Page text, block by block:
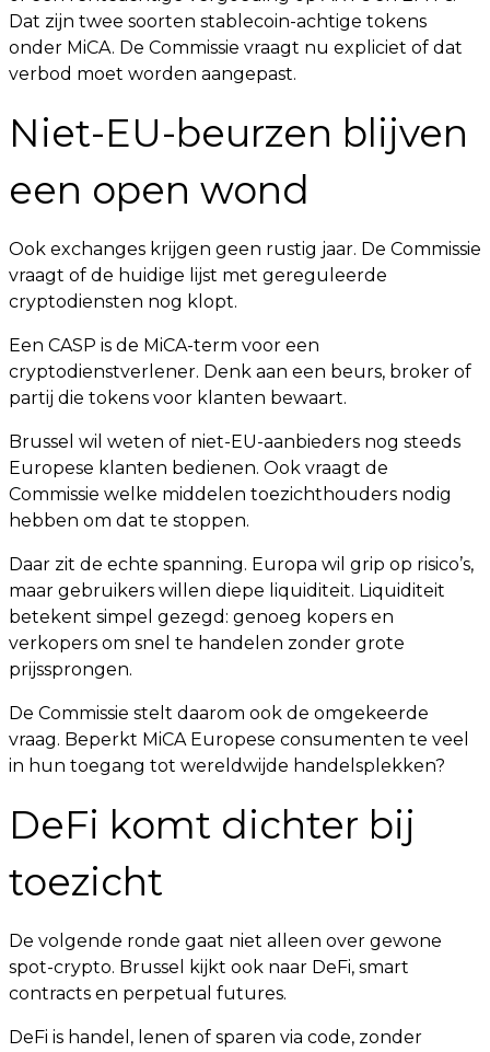
Dat zijn twee soorten stablecoin-achtige tokens
onder MiCA. De Commissie vraagt nu expliciet of dat
verbod moet worden aangepast.
Niet-EU-beurzen blijven
een open wond
Ook exchanges krijgen geen rustig jaar. De Commissie
vraagt of de huidige lijst met gereguleerde
cryptodiensten nog klopt.
Een CASP is de MiCA-term voor een
cryptodienstverlener. Denk aan een beurs, broker of
partij die tokens voor klanten bewaart.
Brussel wil weten of niet-EU-aanbieders nog steeds
Europese klanten bedienen. Ook vraagt de
Commissie welke middelen toezichthouders nodig
hebben om dat te stoppen.
Daar zit de echte spanning. Europa wil grip op risico’s,
maar gebruikers willen diepe liquiditeit. Liquiditeit
betekent simpel gezegd: genoeg kopers en
verkopers om snel te handelen zonder grote
prijssprongen.
De Commissie stelt daarom ook de omgekeerde
vraag. Beperkt MiCA Europese consumenten te veel
in hun toegang tot wereldwijde handelsplekken?
DeFi komt dichter bij
toezicht
De volgende ronde gaat niet alleen over gewone
spot-crypto. Brussel kijkt ook naar DeFi, smart
contracts en perpetual futures.
DeFi is handel, lenen of sparen via code, zonder